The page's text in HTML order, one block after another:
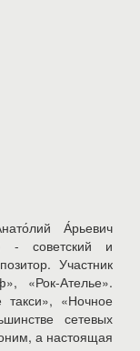
А́рьевич
- советский и
Участник
«Рок-Ателье».
такси», «Ночное
сетевых
а настоящая